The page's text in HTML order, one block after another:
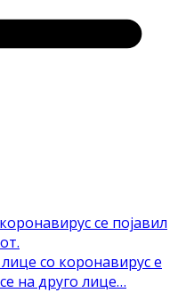
се појавил
со коронавирус е
на друго лице…